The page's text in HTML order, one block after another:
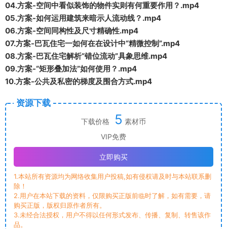
04.方案-空间中看似装饰的物件实则有何重要作用？.mp4
05.方案-如何运用建筑来暗示人流动线？.mp4
06.方案-空间同构性及尺寸精确性.mp4
07.方案-巴瓦住宅一如何在在设计中“精微控制”.mp4
08.方案-巴瓦住宅解析“错位流动”具象思维.mp4
09.方案-“矩形叠加法”如何使用？.mp4
10.方案-公共及私密的梯度及围合方式.mp4
资源下载
下载价格 5 素材币
VIP免费
立即购买
1.本站所有资源均为网络收集用户投稿,如有侵权请及时与本站联系删
除！
2.用户在本站下载的资料，仅限购买正版前临时了解，如有需要，请
购买正版，版权归原作者所有。
3.未经合法授权，用户不得以任何形式发布、传播、复制、转售该作
品。